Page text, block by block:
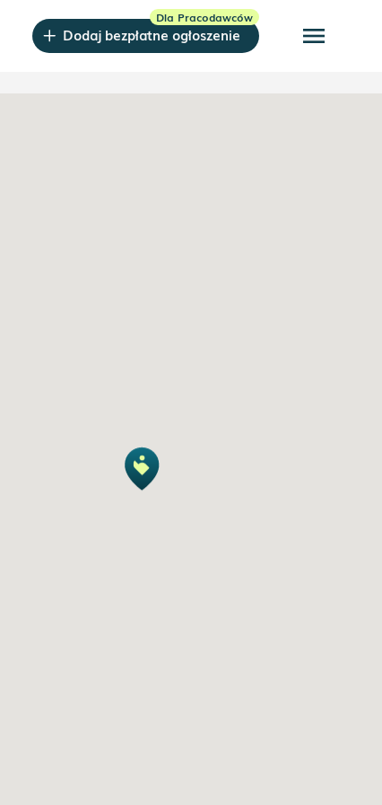
Dodaj bezpłatne ogłoszenie menu